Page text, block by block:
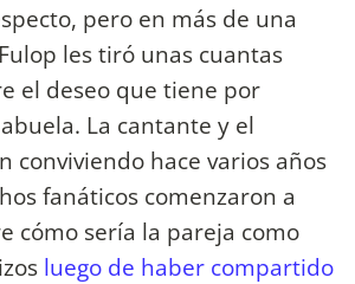
pero en más de una
les tiró unas cuantas
el deseo que tiene por
La cantante y el
conviviendo hace varios años
fanáticos comenzaron a
cómo sería la pareja como
luego de haber compartido